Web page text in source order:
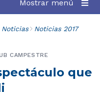
Mostrar menú
Noticias 2017
que
CAMPESTRE